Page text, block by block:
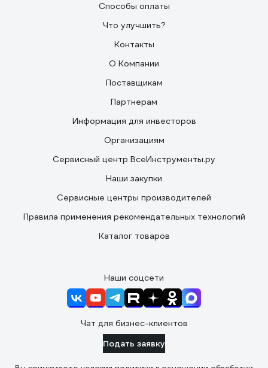
Способы оплаты
Что улучшить?
Контакты
О Компании
Поставщикам
Партнерам
Информация для инвесторов
Организациям
Сервисный центр ВсеИнструменты.ру
Наши закупки
Сервисные центры производителей
Правила применения рекомендательных технологий
Каталог товаров
Наши соцсети
Чат для бизнес-клиентов
Подать заявку